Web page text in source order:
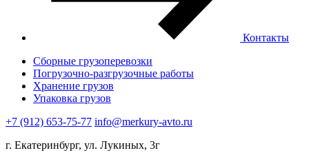
Контакты
Сборные грузоперевозки
Погрузочно-разгрузочные работы
Хранение грузов
Упаковка грузов
+7 (912) 653-75-77 info@merkury-avto.ru
г. Екатеринбург, ул. Лукиных, 3г